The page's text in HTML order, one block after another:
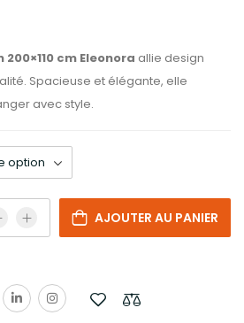
cm Eleonora allie design
Spacieuse et élégante, elle
avec style.
AJOUTER AU PANIER